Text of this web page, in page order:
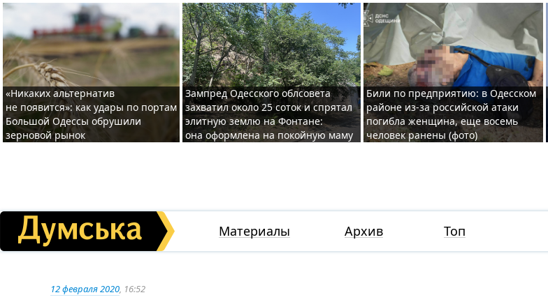
«Никаких альтернатив
не появится»: как удары по портам
Большой Одессы обрушили
зерновой рынок
Зампред Одесского облсовета
захватил около 25 соток и спрятал
элитную землю на Фонтане:
она оформлена на покойную маму
Били по предприятию: в Одесском
районе из-за российской атаки
погибла женщина, еще восемь
человек ранены (фото)
Материалы Архив Топ
12 февраля 2020, 16:52